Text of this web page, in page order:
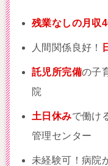
残業なしの月収
人間関係良好！
託児所完備の子
院
土日休みで働け
管理センター
未経験可！病院